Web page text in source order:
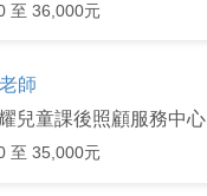
至 36,000元
師
兒童課後照顧服務中心
至 35,000元